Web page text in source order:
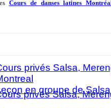
privés Salsa,
en groupe de Salsa
privés Salsa,
Cours de danses latines